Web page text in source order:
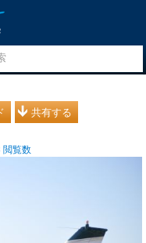
共有する
閲覧数